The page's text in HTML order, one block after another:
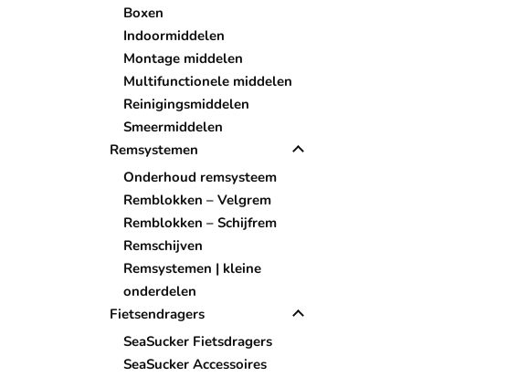
Boxen
Indoormiddelen
Montage middelen
Multifunctionele middelen
Reinigingsmiddelen
Smeermiddelen
Remsystemen
Onderhoud remsysteem
Remblokken – Velgrem
Remblokken – Schijfrem
Remschijven
Remsystemen | kleine
onderdelen
Fietsendragers
SeaSucker Fietsdragers
SeaSucker Accessoires